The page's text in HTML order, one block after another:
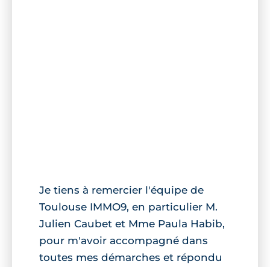
Je tiens à remercier l'équipe de
Toulouse IMMO9, en particulier M.
Julien Caubet et Mme Paula Habib,
pour m'avoir accompagné dans
toutes mes démarches et répondu